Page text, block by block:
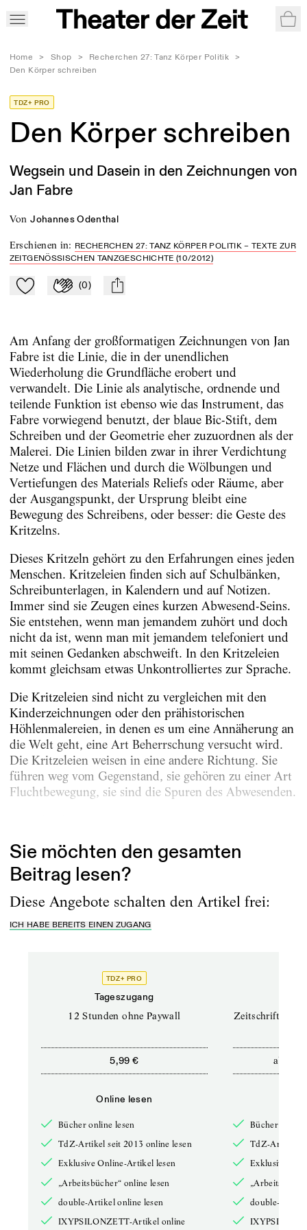
Home > Shop > Recherchen 27: Tanz Körper Politik
>
Den Körper schreiben
TDZ+ PRO
Den Körper schreiben
Wegsein und Dasein in den Zeichnungen von
Jan Fabre
von Johannes Odenthal
Erschienen in: RECHERCHEN 27: TANZ KÖRPER POLITIK – TEXTE ZUR
ZEITGENÖSSISCHEN TANZGESCHICHTE (10/2012)
Zu Mein-TdZ hinzufügen
Applaudieren
(0) mail
Am Anfang der großformatigen Zeichnungen von Jan
Fabre ist die Linie, die in der unendlichen
Wiederholung die Grundfläche erobert und
verwandelt. Die Linie als analytische, ordnende und
teilende Funktion ist ebenso wie das Instrument, das
Fabre vorwiegend benutzt, der blaue Bic-Stift, dem
Schreiben und der Geometrie eher zuzuordnen als der
Malerei. Die Linien bilden zwar in ihrer Verdichtung
Netze und Flächen und durch die Wölbungen und
Vertiefungen des Materials Reliefs oder Räume, aber
der Ausgangspunkt, der Ursprung bleibt eine
Bewegung des Schreibens, oder besser: die Geste des
Kritzelns.
Dieses Kritzeln gehört zu den Erfahrungen eines jeden
Menschen. Kritzeleien finden sich auf Schulbänken,
Schreibunterlagen, in Kalendern und auf Notizen.
Immer sind sie Zeugen eines kurzen Abwesend-Seins.
Sie entstehen, wenn man jemandem zuhört und doch
nicht da ist, wenn man mit jemandem telefoniert und
mit seinen Gedanken abschweift. In den Kritzeleien
kommt gleichsam etwas Unkontrolliertes zur Sprache.
Die Kritzeleien sind nicht zu vergleichen mit den
Kinderzeichnungen oder den prähistorischen
Höhlenmalereien, in denen es um eine Annäherung an
die Welt geht, eine Art Beherrschung versucht wird.
Die Kritzeleien weisen in eine andere Richtung. Sie
führen weg vom Gegenstand, sie gehören zu einer Art
Fluchtbewegung, sie sind die Spuren des Abwesenden.
Sie möchten den gesamten
Beitrag lesen?
Diese Angebote schalten den Artikel frei:
ICH HABE BEREITS EINEN ZUGANG
TDZ+ PRO
Tageszugang
12 Stunden ohne Paywall
5,99 €
Online lesen
Bücher online lesen
TdZ-Artikel seit 2013 online lesen
Exklusive Online-Artikel lesen
„Arbeitsbücher“ online lesen
double-Artikel online lesen
IXYPSILONZETT-Artikel online
Zeitschriften
ab
Bücher online
TdZ-Artikel
Exklusive
double-